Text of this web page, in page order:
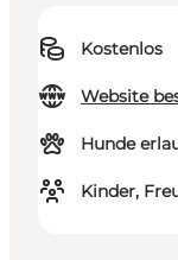
Kostenlos
Website
Hunde
Kinder,